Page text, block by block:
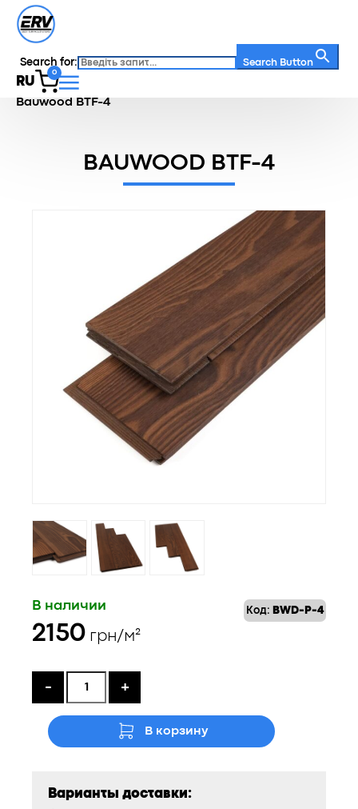
Search for: Search Button
RU
0
Главная / Каталог
Bauwood BTF-4
BAUWOOD BTF-4
Код: BWD-P-4
В наличии
2150 грн/м²
- +
В корзину
Варианты доставки: